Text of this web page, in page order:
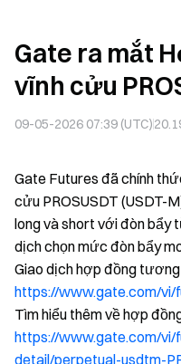
Gate ra mắt
vĩnh cửu
09-05-2026 07:39 (UTC)
Gate Futures đã chính
cửu PROSUSDT (USDT-
long và short với đòn bẩy
dịch chọn mức đòn bẩy
Giao dịch hợp đồng
https://www.gate.com/vi/
Tìm hiểu thêm về hợp
https://www.gate.com/
detail/perpetual-usdtm-